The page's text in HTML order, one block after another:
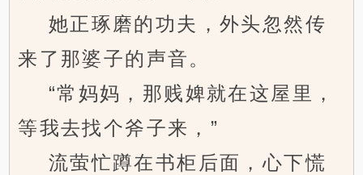
她正琢磨的功夫，外头忽然传
来了那婆子的声音。
“常妈妈，那贱婢就在这屋里，
等我去找个斧子来，”
流萤忙蹲在书柜后面，心下慌